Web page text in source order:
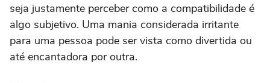
seja justamente perceber como a compatibilidade é
algo subjetivo. Uma mania considerada irritante
para uma pessoa pode ser vista como divertida ou
até encantadora por outra.